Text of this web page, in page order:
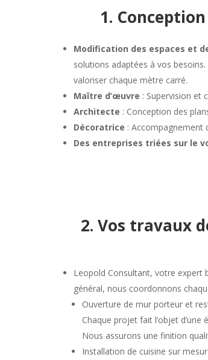
1.
Modification des espaces et
solutions adaptées à vos
valoriser chaque mètre carré.
Maître d’œuvre : Supervision et
Architecte : Conception des
Décoratrice : Accompagnement
Des entreprises triées sur le
2. Vos travaux
Leopold Consultant, votre expert
général, nous coordonnons
Ouverture de mur porteur et
Chaque projet fait l’objet
Nous assurons une finition
Installation de cuisine sur